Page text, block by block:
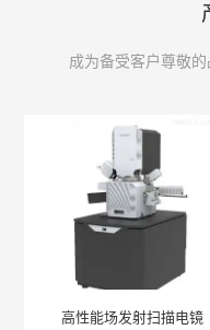
成为备受客户尊敬的
高性能场发射扫描电镜